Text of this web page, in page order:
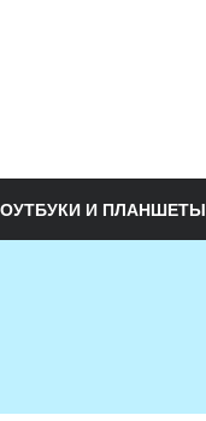
И ПЛАНШЕТЫ